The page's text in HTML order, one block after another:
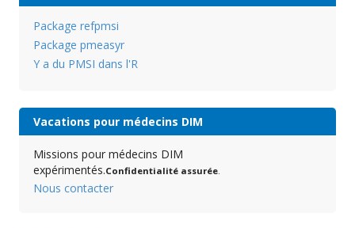
Package refpmsi
Package pmeasyr
Y a du PMSI dans l'R
Vacations pour médecins DIM
Missions pour médecins DIM
expérimentés.Confidentialité assurée.
Nous contacter